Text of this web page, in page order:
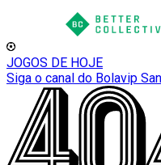
JOGOS DE HOJE
Siga o canal do Bolavip